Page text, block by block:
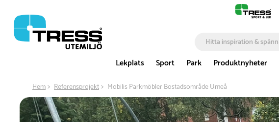
Lekplats
Sport Park Produktnyheter
Hem Referensprojekt Mobilis Parkmöbler Bostadsområde Umeå